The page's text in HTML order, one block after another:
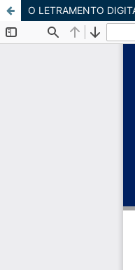
O LETRAMENTO